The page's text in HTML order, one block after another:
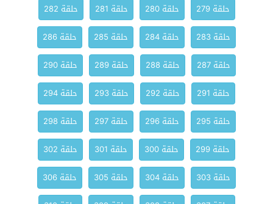
حلقة 279
حلقة 280 حلقة 281
حلقة 282
حلقة 283
حلقة 284 حلقة 285
حلقة 286
حلقة 287
حلقة 288 حلقة 289
حلقة 290
حلقة 291
حلقة 292 حلقة 293
حلقة 294
حلقة 295
حلقة 296 حلقة 297
حلقة 298
حلقة 299
حلقة 300 حلقة 301
حلقة 302
حلقة 303
حلقة 304 حلقة 305
حلقة 306